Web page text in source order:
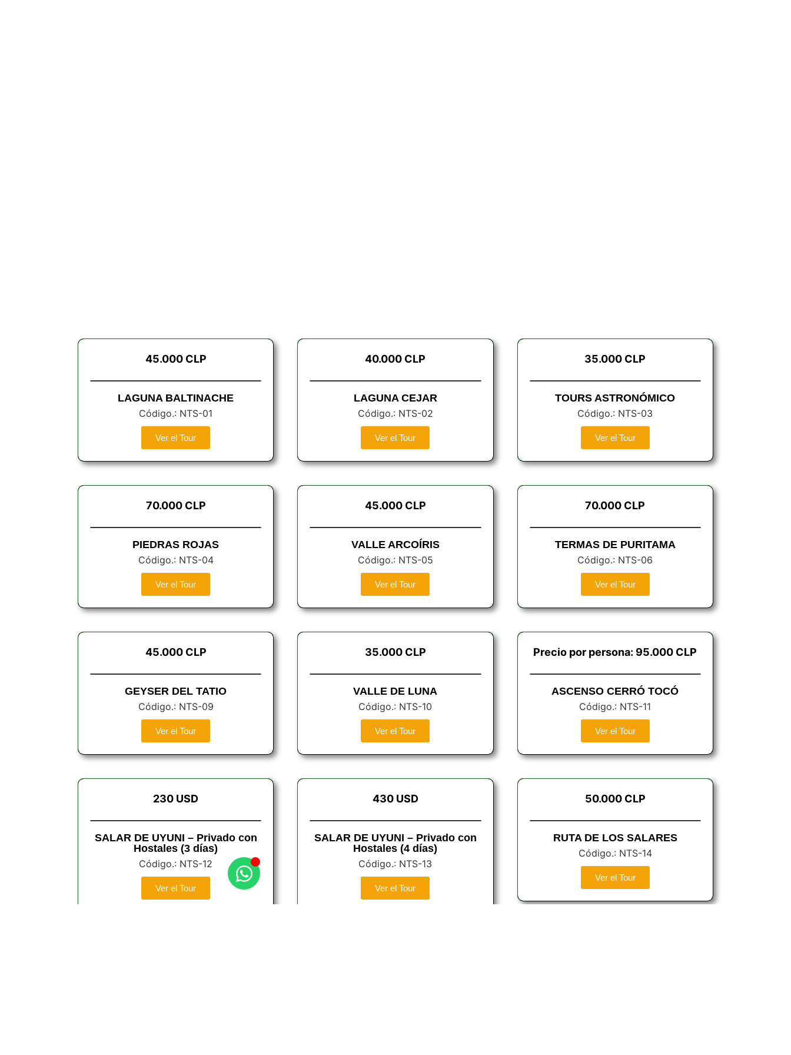
45.000 CLP
LAGUNA BALTINACHE
Código.: NTS-01
Ver el Tour
40.000 CLP
LAGUNA CEJAR
Código.: NTS-02
Ver el Tour
35.000 CLP
TOURS ASTRONÓMICO
Código.: NTS-03
Ver el Tour
70.000 CLP
PIEDRAS ROJAS
Código.: NTS-04
Ver el Tour
45.000 CLP
VALLE ARCOÍRIS
Código.: NTS-05
Ver el Tour
70.000 CLP
TERMAS DE PURITAMA
Código.: NTS-06
Ver el Tour
45.000 CLP
GEYSER DEL TATIO
Código.: NTS-09
Ver el Tour
35.000 CLP
VALLE DE LUNA
Código.: NTS-10
Ver el Tour
Precio por persona: 95.000 CLP
ASCENSO CERRÓ TOCÓ
Código.: NTS-11
Ver el Tour
230 USD
SALAR DE UYUNI – Privado con
Hostales (3 días)
Código.: NTS-12
Ver el Tour
430 USD
SALAR DE UYUNI – Privado con
Hostales (4 días)
Código.: NTS-13
Ver el Tour
50.000 CLP
RUTA DE LOS SALARES
Código.: NTS-14
Ver el Tour